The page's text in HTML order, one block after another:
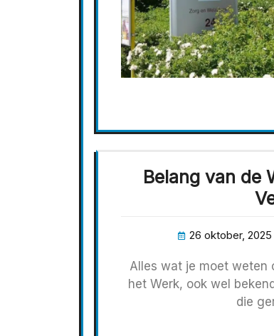
Belang van de
26 oktober, 2025
Alles wat je moet weten
het Werk, ook wel
die